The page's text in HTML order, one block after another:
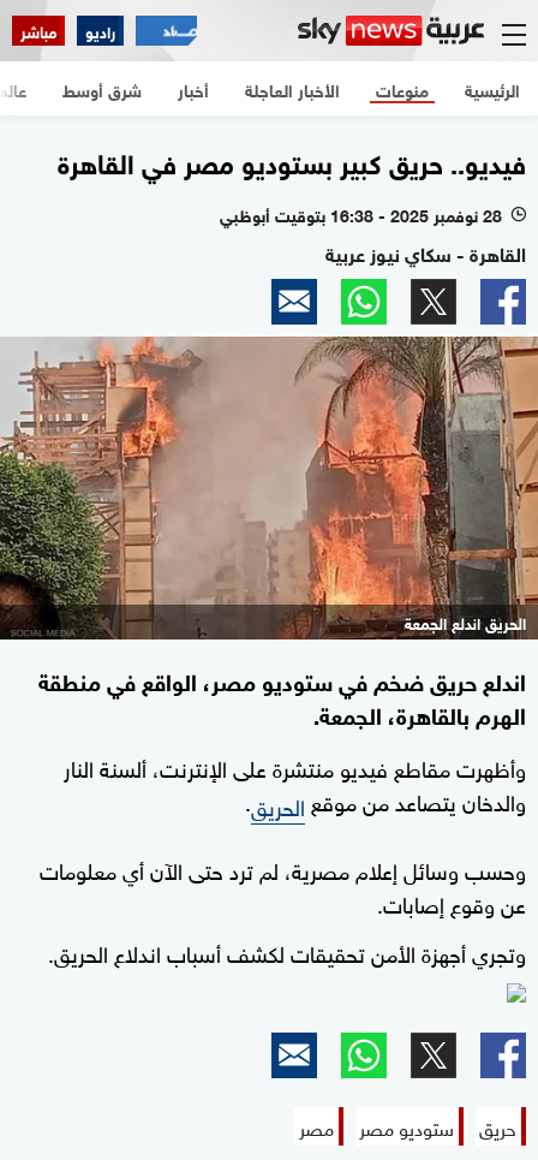
راديو مباشر
الرئيسية الأخبار العاجلة أخبار شرق أوسط منوعات
فيديو.. حريق كبير بستوديو مصر في القاهرة
l 28 نوفمبر 2025 - 16:38 بتوقيت أبوظبي
القاهرة - سكاي نيوز عربية
الحريق اندلع الجمعة
اندلع حريق ضخم في ستوديو مصر، الواقع في منطقة
الهرم بالقاهرة، الجمعة.
وأظهرت مقاطع فيديو منتشرة على الإنترنت، ألسنة النار
والدخان يتصاعد من موقع الحريق.
وحسب وسائل إعلام مصرية، لم ترد حتى الآن أي معلومات
عن وقوع إصابات.
وتجري أجهزة الأمن تحقيقات لكشف أسباب اندلاع الحريق.
حريق ستوديو مصر مصر